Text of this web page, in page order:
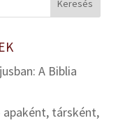
A Biblia
társként,